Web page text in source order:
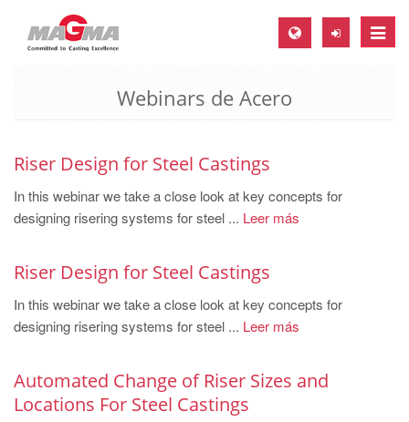
Toggle
MAGMA Europe, Germany
EN
MAGMA North-America, USA
ES
MAGMA Asia-Pacific, Singapore
MAGMA South-America, Brazil
PT
Webinars de Acero
Riser Design for Steel Castings
In this webinar we take a close look at key concepts for
designing risering systems for steel ... Leer más
Riser Design for Steel Castings
In this webinar we take a close look at key concepts for
designing risering systems for steel ... Leer más
Automated Change of Riser Sizes and
Locations For Steel Castings